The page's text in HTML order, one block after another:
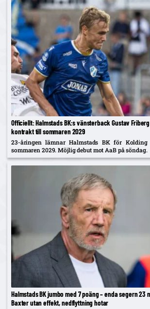
Officiellt: Halmstads BK:s vänsterback Gustav
kontrakt till sommaren 2029
23-åringen lämnar Halmstads BK för
sommaren 2029. Möjlig debut mot AaB på söndag.
Halmstads BK jumbo med 7 poäng – enda segern 23
Baxter utan effekt, nedflyttning hotar